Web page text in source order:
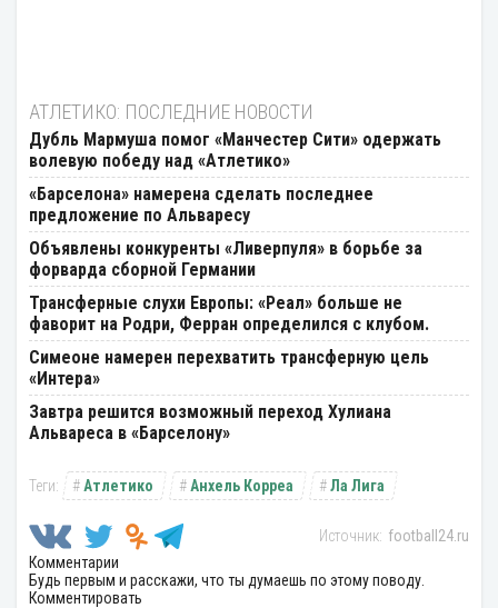
АТЛЕТИКО: ПОСЛЕДНИЕ НОВОСТИ
Дубль Мармуша помог «Манчестер Сити» одержать
волевую победу над «Атлетико»
«Барселона» намерена сделать последнее
предложение по Альваресу
Объявлены конкуренты «Ливерпуля» в борьбе за
форварда сборной Германии
Трансферные слухи Европы: «Реал» больше не
фаворит на Родри, Ферран определился с клубом.
Симеоне намерен перехватить трансферную цель
«Интера»
Завтра решится возможный переход Хулиана
Альвареса в «Барселону»
Атлетико Анхель Корреа Ла Лига
football24.ru
Комментарии
Будь первым и расскажи, что ты думаешь по этому поводу.
Комментировать